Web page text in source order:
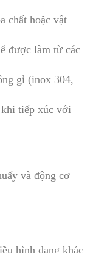
chất hoặc vật
được làm từ các
gỉ (inox 304,
khi tiếp xúc với
và động cơ
hình dạng khác